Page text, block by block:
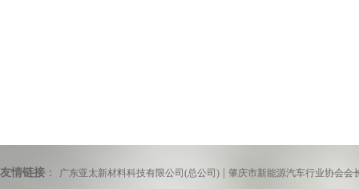
友情链接 ： 广东亚太新材料科技有限公司(总公司) 肇庆市新能源汽车行业协会会